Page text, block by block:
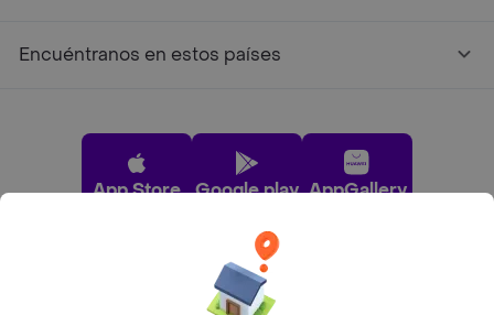
Encuéntranos en estos países
App Store Google play AppGallery
Pide tu comida favorita cerca de ti